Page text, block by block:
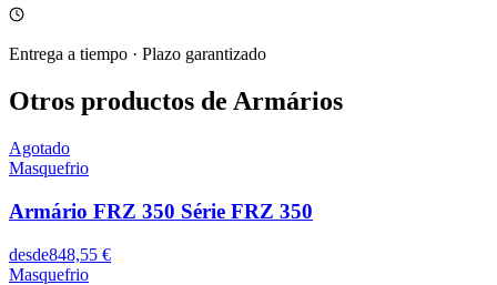
Entrega a tiempo · Plazo garantizado
Otros productos de Armários
Agotado
Masquefrio
Armário FRZ 350 Série FRZ 350
desde848,55 €
Masquefrio